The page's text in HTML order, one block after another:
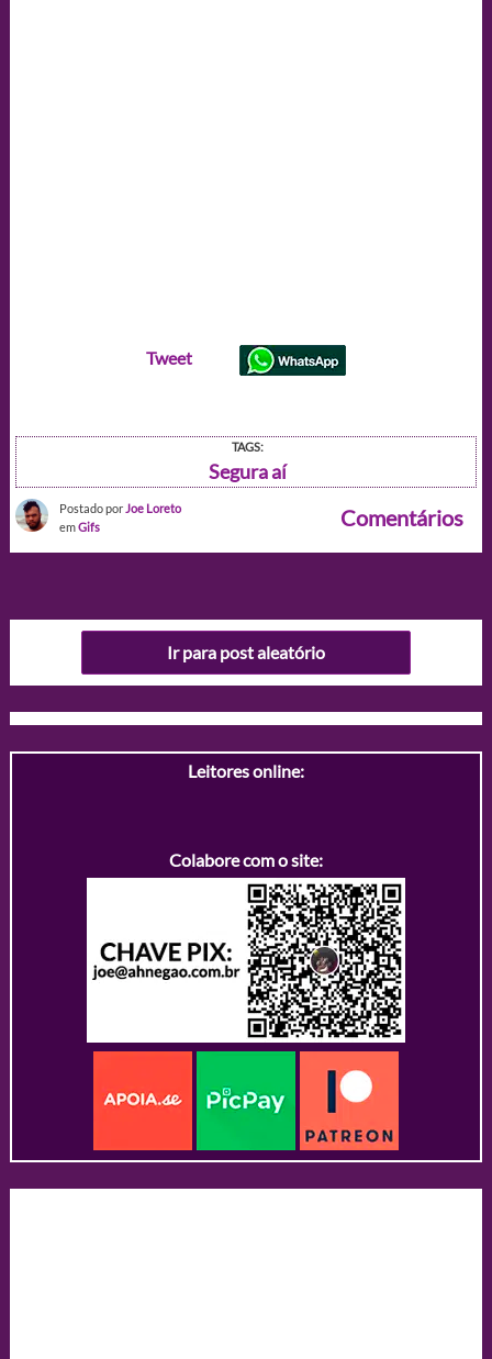
Tweet
TAGS:
Segura aí
Postado por Joe Loreto
emGifs Comentários
Ir para post aleatório
Leitores online:
Colabore com o site: